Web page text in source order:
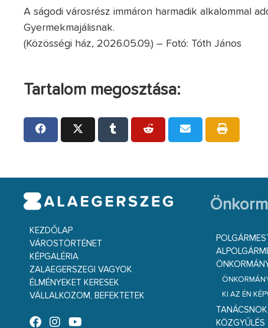
A ságodi városrész immáron harmadik alkalommal
Gyermekmajálisnak.
(Közösségi ház, 2026.05.09.) – Fotó: Tóth János
Tartalom megosztása:
KEZDŐLAP
VÁROSTÖRTÉNET
KÉPGALÉRIA
ZALAEGERSZEGI VAGYOK
ÉLMÉNYEKET KERESEK
VÁLLALKOZOM, BEFEKTETEK
KI AZ ÉN
KÖZGYŰLÉS